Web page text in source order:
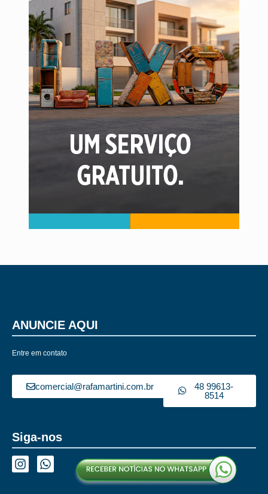
ANUNCIE AQUI
Entre em contato
comercial@rafamartini.com.br
48 99613-
8514
Siga-nos